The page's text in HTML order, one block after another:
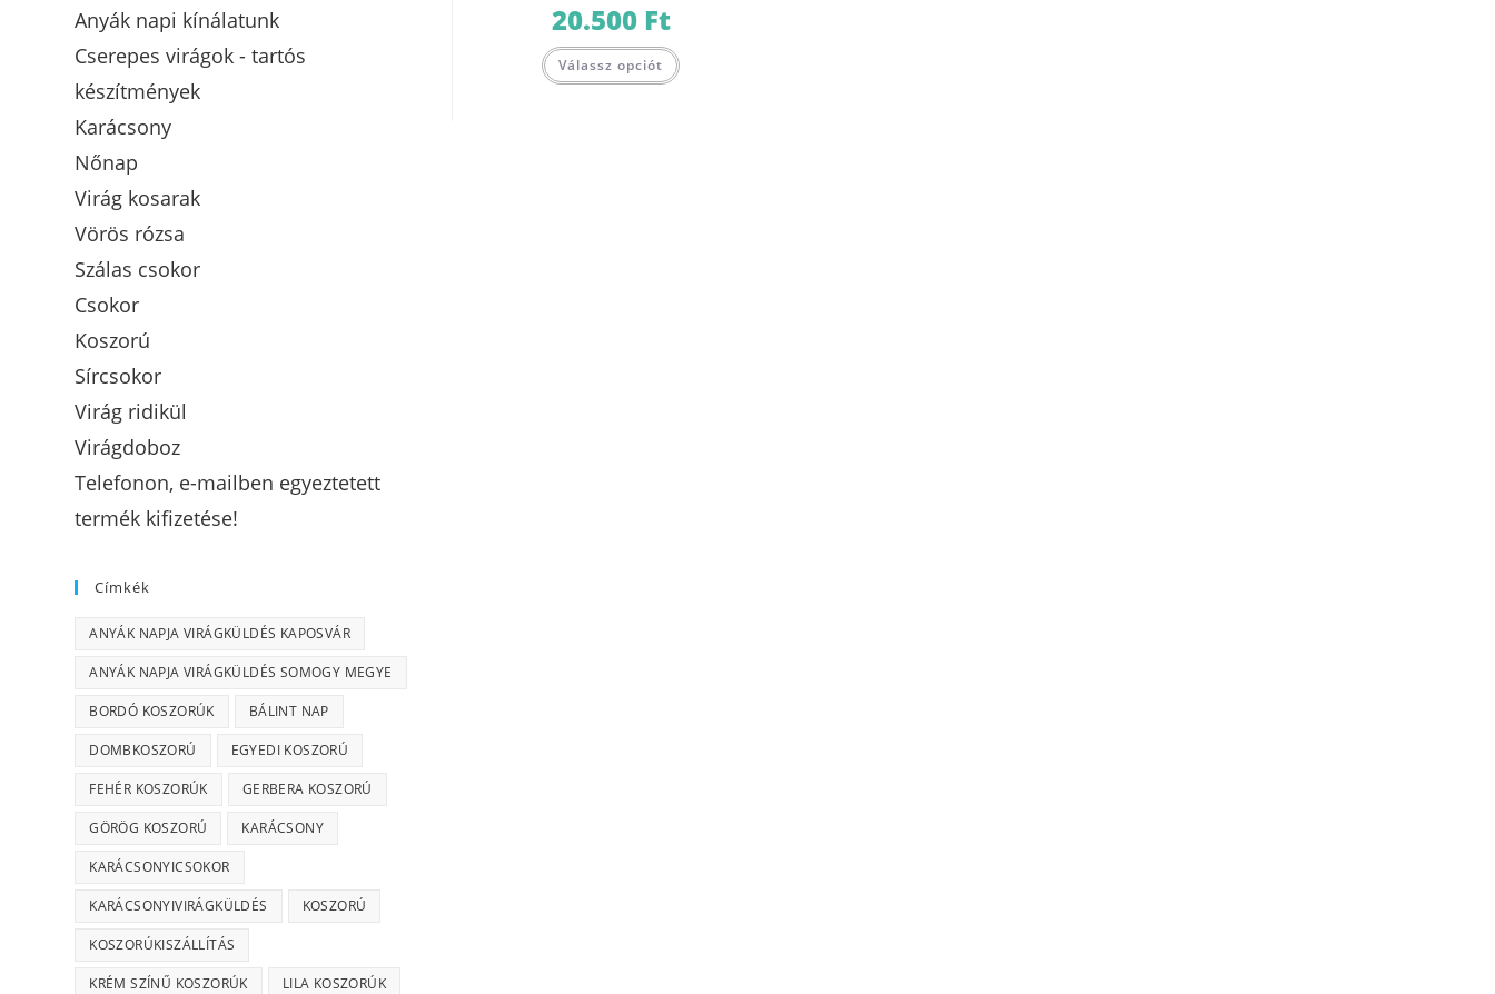
20.500 Ft
Válassz opciót
Anyák napi kínálatunk
Cserepes virágok - tartós
készítmények
Karácsony
Nőnap
Virág kosarak
Vörös rózsa
Szálas csokor
Csokor
Koszorú
Sírcsokor
Virág ridikül
Virágdoboz
Telefonon, e-mailben egyeztetett
termék kifizetése!
Címkék
ANYÁK NAPJA VIRÁGKÜLDÉS KAPOSVÁR
ANYÁK NAPJA VIRÁGKÜLDÉS SOMOGY MEGYE
BORDÓ KOSZORÚK BÁLINT NAP
DOMBKOSZORÚ EGYEDI KOSZORÚ
FEHÉR KOSZORÚK GERBERA KOSZORÚ
GÖRÖG KOSZORÚ KARÁCSONY
KARÁCSONYICSOKOR
KARÁCSONYIVIRÁGKÜLDÉS KOSZORÚ
KOSZORÚKISZÁLLÍTÁS
KRÉM SZÍNŰ KOSZORÚK LILA KOSZORÚK